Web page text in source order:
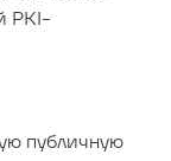
PKI-
публичную